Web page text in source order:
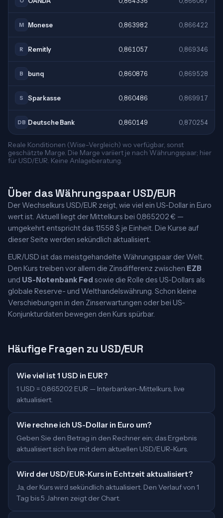
M Monese 0,863982 0,866422
R Remitly 0,861057 0,869346
B bunq 0,860876 0,869528
S Sparkasse 0,860486 0,869917
DB Deutsche Bank 0,860149 0,870254
Reale Konditionen (Wise-Vergleich) wo verfügbar, sonst
geschätzte Marge. Die Marge variiert je nach Währungspaar; hier
für USD/EUR. Keine Anlageberatung.
Über das Währungspaar USD/EUR
Der Wechselkurs USD/EUR zeigt, wie viel ein US-Dollar in Euro
wert ist. Aktuell liegt der Mittelkurs bei 0,865202 € —
umgekehrt entspricht das 1,1558 $ je Einheit. Die Kurse auf
dieser Seite werden sekündlich aktualisiert.
EUR/USD ist das meistgehandelte Währungspaar der Welt.
Den Kurs treiben vor allem die Zinsdifferenz zwischen EZB
und US-Notenbank Fed sowie die Rolle des US-Dollars als
globale Reserve- und Welthandelswährung. Schon kleine
Verschiebungen in den Zinserwartungen oder bei US-
Konjunkturdaten bewegen den Kurs spürbar.
Häufige Fragen zu USD/EUR
Wie viel ist 1 USD in EUR?
1 USD = 0,865202 EUR — Interbanken-Mittelkurs, live
aktualisiert.
Wie rechne ich US-Dollar in Euro um?
Geben Sie den Betrag in den Rechner ein; das Ergebnis
aktualisiert sich live mit dem aktuellen USD/EUR-Kurs.
Wird der USD/EUR-Kurs in Echtzeit aktualisiert?
Ja, der Kurs wird sekündlich aktualisiert. Den Verlauf von 1
Tag bis 5 Jahren zeigt der Chart.